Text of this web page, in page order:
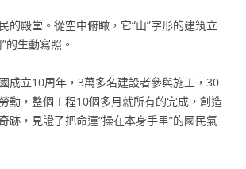
的殿堂。從空中俯瞰，它“山”字形的建筑立
的生動寫照。
成立10周年，3萬多名建設者參與施工，30
動，整個工程10個多月就所有的完成，創造
跡，見證了把命運“操在本身手里”的國民氣